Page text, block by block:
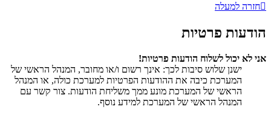
חזרה למעלה
הודעות פרטיות
אני לא יכול לשלוח הודעות פרטיות!
ישנן שלוש סיבות לכך: אינך רשום ו/או מחובר, המנהל הראשי של
המערכת כיבה את ההודעות הפרטיות למערכת כולה, או המנהל
הראשי של המערכת מונע ממך משליחת הודעות. צור קשר עם
המנהל הראשי של המערכת למידע נוסף.